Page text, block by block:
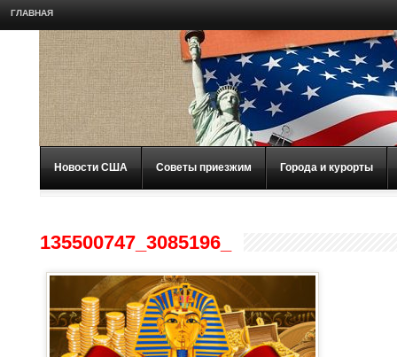
ГЛАВНАЯ
Новости США Советы приезжим Города и курорты
135500747_3085196_